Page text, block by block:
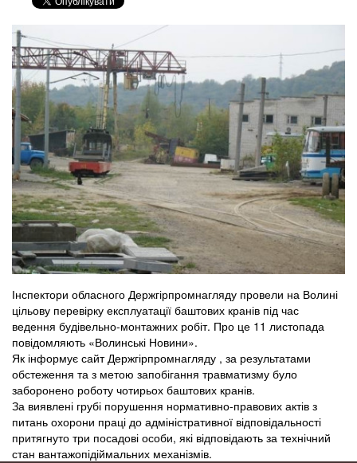
Інспектори обласного Держгірпромнагляду провели на Волині
цільову перевірку експлуатації баштових кранів під час
ведення будівельно-монтажних робіт. Про це 11 листопада
повідомляють «Волинські Новини».
Як інформує сайт Держгірпромнагляду , за результатами
обстеження та з метою запобігання травматизму було
заборонено роботу чотирьох баштових кранів.
За виявлені грубі порушення нормативно-правових актів з
питань охорони праці до адміністративної відповідальності
притягнуто три посадові особи, які відповідають за технічний
стан вантажопідіймальних механізмів.